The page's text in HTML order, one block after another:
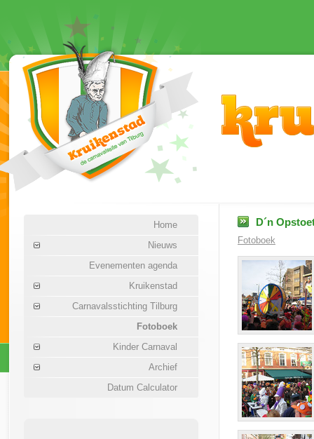
Home
Nieuws
Evenementen agenda
Kruikenstad
Carnavalsstichting Tilburg
Fotoboek
Kinder Carnaval
Archief
Datum Calculator
D´n
Fotoboek